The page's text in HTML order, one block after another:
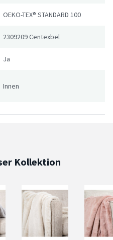
OEKO-TEX® STANDARD 100
2309209 Centexbel
Ja
Innen
Kollektion